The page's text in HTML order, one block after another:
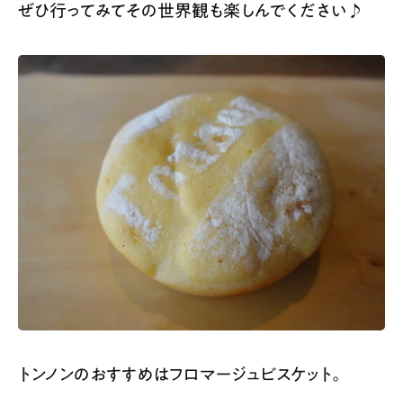
ぜひ行ってみてその世界観も楽しんでください♪
トンノンのおすすめはフロマージュビスケット。